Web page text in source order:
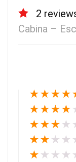
2
Cabina –
★★★★
★★★★
★★★ ★
★★ ★ ★
★ ★ ★ ★